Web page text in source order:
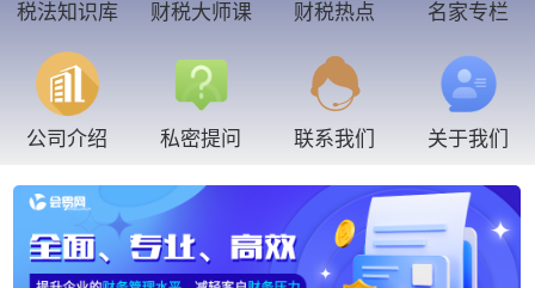
税法知识库 财税大师课 财税热点 名家专栏
公司介绍 私密提问 联系我们 关于我们